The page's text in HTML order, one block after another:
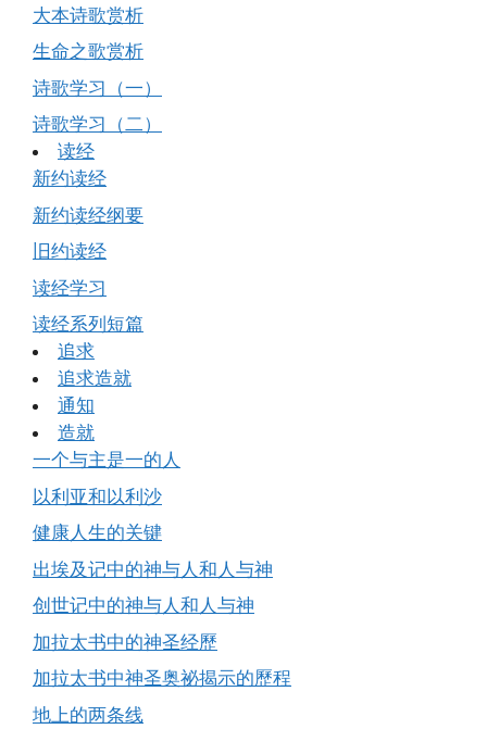
大本诗歌赏析
生命之歌赏析
诗歌学习（一）
诗歌学习（二）
读经
新约读经
新约读经纲要
旧约读经
读经学习
读经系列短篇
追求
追求造就
通知
造就
一个与主是一的人
以利亚和以利沙
健康人生的关键
出埃及记中的神与人和人与神
创世记中的神与人和人与神
加拉太书中的神圣经歷
加拉太书中神圣奥祕揭示的歷程
地上的两条线